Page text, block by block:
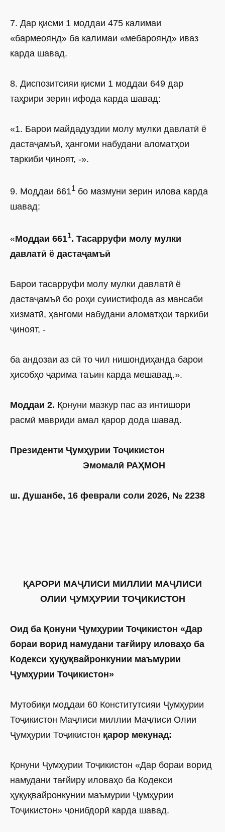
7. Дар қисми 1 моддаи 475 калимаи
«бармеоянд» ба калимаи «мебароянд» иваз
карда шавад.
8. Диспозитсияи қисми 1 моддаи 649 дар
таҳрири зерин ифода карда шавад:
«1. Барои майдадуздии молу мулки давлатӣ ё
дастаҷамъӣ, ҳангоми набудани аломатҳои
таркиби ҷиноят, -».
9. Моддаи 6611 бо мазмуни зерин илова карда
шавад:
«Моддаи 6611. Тасарруфи молу мулки
давлатӣ ё дастаҷамъӣ
Барои тасарруфи молу мулки давлатӣ ё
дастаҷамъӣ бо роҳи суиистифода аз мансаби
хизматӣ, ҳангоми набудани аломатҳои таркиби
ҷиноят, -
ба андозаи аз сӣ то чил нишондиҳанда барои
ҳисобҳо ҷарима таъин карда мешавад.».
Моддаи 2. Қонуни мазкур пас аз интишори
расмӣ мавриди амал қарор дода шавад.
Президенти Ҷумҳурии Тоҷикистон
Эмомалӣ РАҲМОН
ш. Душанбе, 16 феврали соли 2026, № 2238
ҚАРОРИ МАҶЛИСИ МИЛЛИИ МАҶЛИСИ
ОЛИИ ҶУМҲУРИИ ТОҶИКИСТОН
Оид ба Қонуни Ҷумҳурии Тоҷикистон «Дар
бораи ворид намудани тағйиру иловаҳо ба
Кодекси ҳуқуқвайронкунии маъмурии
Ҷумҳурии Тоҷикистон»
Мутобиқи моддаи 60 Конститутсияи Ҷумҳурии
Тоҷикистон Маҷлиси миллии Маҷлиси Олии
Ҷумҳурии Тоҷикистон қарор мекунад:
Қонуни Ҷумҳурии Тоҷикистон «Дар бораи ворид
намудани тағйиру иловаҳо ба Кодекси
ҳуқуқвайронкунии маъмурии Ҷумҳурии
Тоҷикистон» ҷонибдорӣ карда шавад.